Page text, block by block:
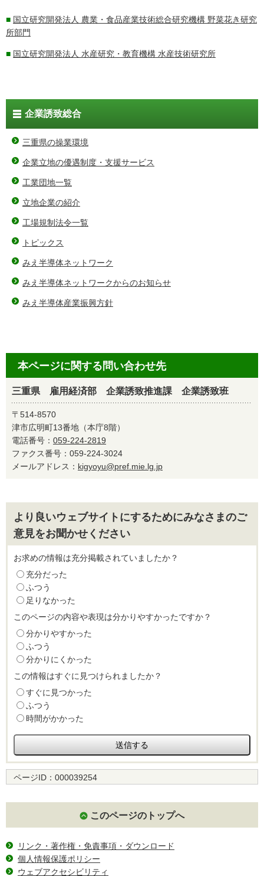
■ 国立研究開発法人 農業・食品産業技術総合研究機構 野菜花き研究
所部門
■ 国立研究開発法人 水産研究・教育機構 水産技術研究所
企業誘致総合
三重県の操業環境
企業立地の優遇制度・支援サービス
工業団地一覧
立地企業の紹介
工場規制法令一覧
トピックス
みえ半導体ネットワーク
みえ半導体ネットワークからのお知らせ
みえ半導体産業振興方針
本ページに関する問い合わせ先
三重県 雇用経済部 企業誘致推進課 企業誘致班
〒514-8570
津市広明町13番地（本庁8階）
電話番号： 059-224-2819
ファクス番号：059-224-3024
メールアドレス： kigyoyu@pref.mie.lg.jp
より良いウェブサイトにするためにみなさまのご
意見をお聞かせください
お求めの情報は充分掲載されていましたか？
充分だった
ふつう
足りなかった
このページの内容や表現は分かりやすかったですか？
分かりやすかった
ふつう
分かりにくかった
この情報はすぐに見つけられましたか？
すぐに見つかった
ふつう
時間がかかった
ページID： 000039254
このページのトップへ
リンク・著作権・免責事項・ダウンロード
個人情報保護ポリシー
ウェブアクセシビリティ